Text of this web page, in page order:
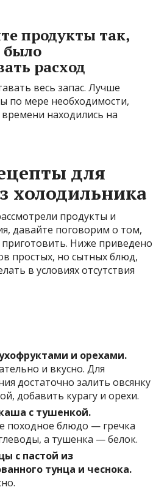
продукты так,
было
расход
весь запас. Лучше
по мере необходимости,
находились на
для
холодильника
продукты и
давайте поговорим о том,
Ниже приведено
простых, но сытных блюд,
в условиях отсутствия
и орехами.
и вкусно. Для
достаточно залить овсянку
добавить курагу и орехи.
с тушенкой.
походное блюдо — гречка
а тушенка — белок.
с пастой из
тунца и чеснока.